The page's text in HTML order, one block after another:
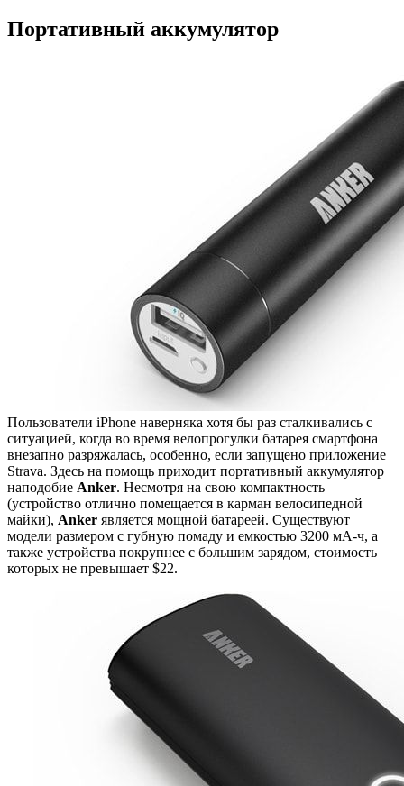
Портативный аккумулятор
Пользователи iPhone наверняка хотя бы раз сталкивались с
ситуацией, когда во время велопрогулки батарея смартфона
внезапно разряжалась, особенно, если запущено приложение
Strava. Здесь на помощь приходит портативный аккумулятор
наподобие Anker. Несмотря на свою компактность
(устройство отлично помещается в карман велосипедной
майки), Anker является мощной батареей. Существуют
модели размером с губную помаду и емкостью 3200 мА-ч, а
также устройства покрупнее с большим зарядом, стоимость
которых не превышает $22.